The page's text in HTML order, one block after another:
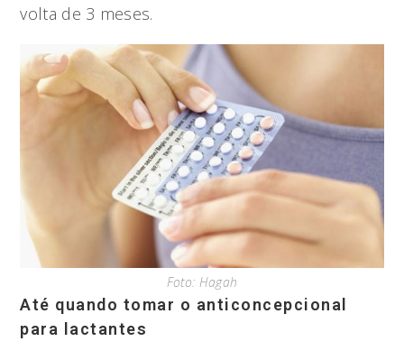
volta de 3 meses.
Foto: Hagah
Até quando tomar o anticoncepcional
para lactantes